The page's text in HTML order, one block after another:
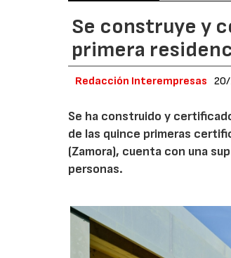
Se construye y
primera
Redacción Interempresas
Se ha construido y
de las quince primeras
(Zamora), cuenta con una
personas.